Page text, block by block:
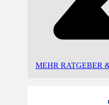
MEHR RATGEBER